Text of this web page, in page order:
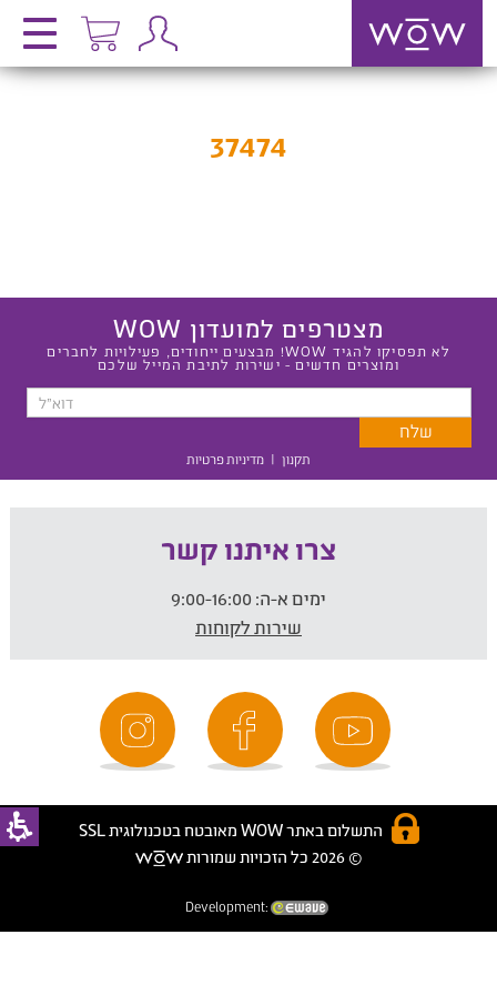
37474
מצטרפים למועדון WOW
לא תפסיקו להגיד WOW! מבצעים ייחודים, פעילויות לחברים
ומוצרים חדשים - ישירות לתיבת המייל שלכם
תקנון | מדיניות פרטיות
צרו איתנו קשר
ימים א-ה:
שירות לקוחות
התשלום באתר WOW מאובטח בטכנולוגית SSL
© 2026 כל הזכויות שמורות
Development: